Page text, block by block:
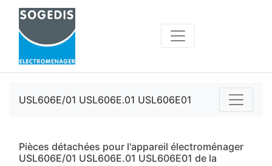
USL606E/01 USL606E.01 USL606E01
Pièces détachées pour l'appareil électroménager
USL606E/01 USL606E.01 USL606E01 de la